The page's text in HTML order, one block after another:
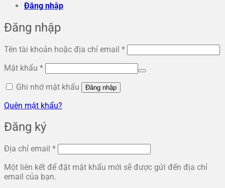
Đăng nhập
Đăng nhập
Tên tài khoản hoặc địa chỉ email *Bắt
buộc
Mật khẩu *Bắt
buộc
Ghi nhớ mật khẩu
Đăng nhập
Quên mật khẩu?
Đăng ký
Địa chỉ email *Bắt
Một liên kết để đặt mật khẩu mới sẽ được gửi đến địa chỉ
email của bạn.